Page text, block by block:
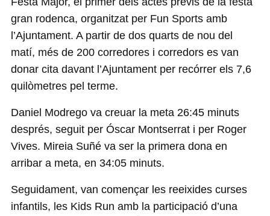
gran rodenca, organitzat per Fun Sports amb
l’Ajuntament. A partir de dos quarts de nou del
matí, més de 200 corredores i corredors es van
donar cita davant l’Ajuntament per recórrer els 7,6
quilòmetres pel terme.
Daniel Modrego va creuar la meta 26:45 minuts
després, seguit per Óscar Montserrat i per Roger
Vives. Mireia Suñé va ser la primera dona en
arribar a meta, en 34:05 minuts.
Seguidament, van començar les reeixides curses
infantils, les Kids Run amb la participació d’una